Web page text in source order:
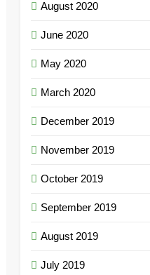
August 2020
June 2020
May 2020
March 2020
December 2019
November 2019
October 2019
September 2019
August 2019
July 2019